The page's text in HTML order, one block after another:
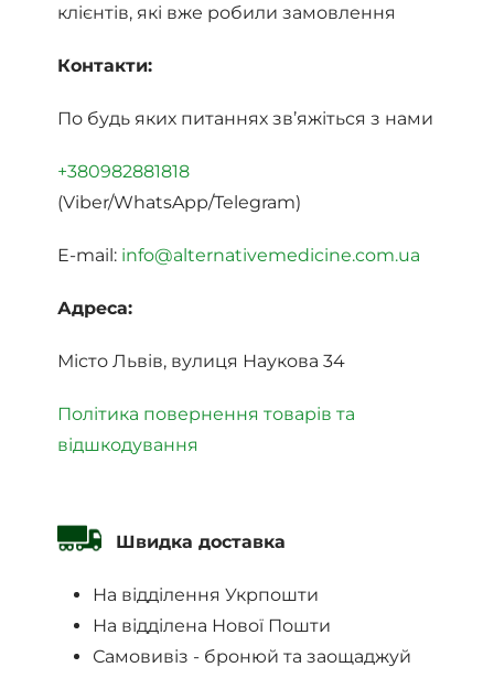
клієнтів, які вже робили замовлення
Контакти:
По будь яких питаннях зв’яжіться з нами
+380982881818
(Viber/WhatsApp/Telegram)
E-mail: info@alternativemedicine.com.ua
Адреса:
Місто Львів, вулиця Наукова 34
Політика повернення товарів та
відшкодування
Швидка доставка
На відділення Укрпошти
На відділена Нової Пошти
Самовивіз - бронюй та заощаджуй